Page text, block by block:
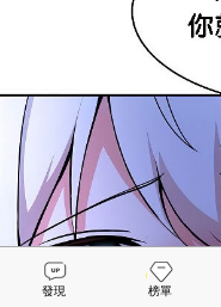
發現 榜單